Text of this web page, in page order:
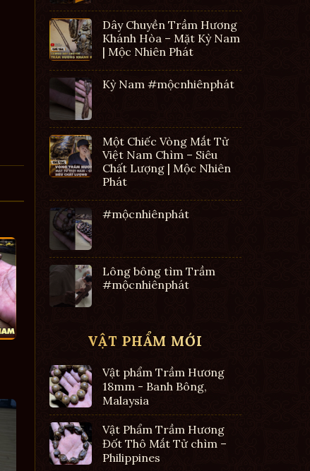
Dây Chuyền Trầm Hương
Khánh Hòa – Mặt Kỳ Nam
| Mộc Nhiên Phát
Kỳ Nam #mộcnhiênphát
Một Chiếc Vòng Mắt Tử
Việt Nam Chìm – Siêu
Chất Lượng | Mộc Nhiên
Phát
#mộcnhiênphát
Lông bông tìm Trầm
#mộcnhiênphát
VẬT PHẨM MỚI
Vật phẩm Trầm Hương
18mm - Banh Bông,
Malaysia
Vật Phẩm Trầm Hương
Đốt Thô Mắt Tử chìm –
Philippines